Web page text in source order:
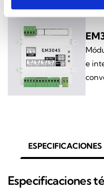
e
ESPECIFICACIONES
Especificaciones